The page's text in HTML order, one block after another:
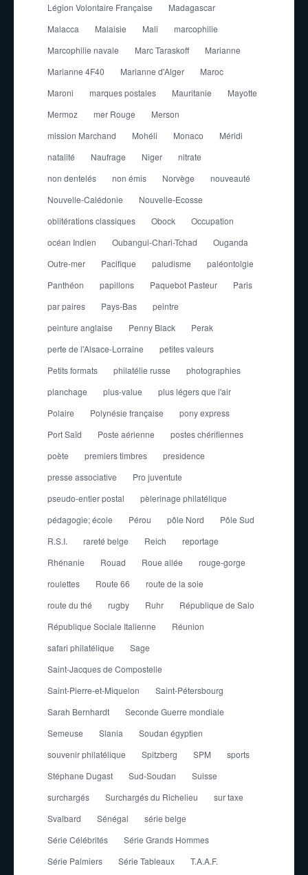
Légion Volontaire Française
Madagascar
Malacca
Malaisie Mali
marcophilie
Marcophilie navale
Marc Taraskoff
Marianne
Marianne 4F40
Marianne d'Alger
Maroc
Maroni
marques postales Mauritanie
Mayotte
Mermoz
mer Rouge
Merson
mission Marchand
Mohéli Monaco
Méridi
natalité
Naufrage Niger
nitrate
non dentelés
non émis Norvège
nouveauté
Nouvelle-Calédonie
Nouvelle-Ecosse
oblitérations classiques
Obock
Occupation
océan Indien
Oubangui-Chari-Tchad
Ouganda
Outre-mer
Pacifique paludisme
paléontolgie
Panthéon
papillons Paquebot Pasteur
Paris
par paires
Pays-Bas
peintre
peinture anglaise
Penny Black
Perak
perte de l'Alsace-Lorraine
petites valeurs
Petits formats
philatélie russe
photographies
planchage
plus-value
plus légers que l'air
Polaire
Polynésie française
pony express
Port Saïd
Poste aérienne
postes chérifiennes
poète
premiers timbres
presidence
presse associative
Pro juventute
pseudo-entier postal
pèlerinage philatélique
pédagogie; école
Pérou pôle Nord
Pôle Sud
R.S.I.
rareté belge Reich
reportage
Rhénanie
Rouad Roue ailée
rouge-gorge
roulettes
Route 66
route de la soie
route du thé
rugby Ruhr
République de Salo
République Sociale Italienne
Réunion
safari philatélique
Sage
Saint-Jacques de Compostelle
Saint-Pierre-et-Miquelon
Saint-Pétersbourg
Sarah Bernhardt
Seconde Guerre mondiale
Semeuse
Slania
Soudan égyptien
souvenir philatélique
Spitzberg SPM
sports
Stéphane Dugast
Sud-Soudan
Suisse
surchargés
Surchargés du Richelieu
sur taxe
Svalbard
Sénégal
série belge
Série Célébrités
Série Grands Hommes
Série Palmiers
Série Tableaux
T.A.A.F.